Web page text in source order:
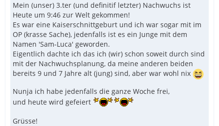
Mein (unser) 3.ter (und definitif letzter) Nachwuchs ist
Heute um 9:46 zur Welt gekommen!
Es war eine Kaiserschnittgeburt und ich war sogar mit im
OP (krasse Sache), jedenfalls ist es ein Junge mit dem
Namen 'Sam-Luca' geworden.
Eigentlich dachte ich das ich (wir) schon soweit durch sind
mit der Nachwuchsplanung, da meine anderen beiden
bereits 9 und 7 Jahre alt (jung) sind, aber war wohl nix
Nunja ich habe jedenfalls die ganze Woche frei,
und heute wird gefeiert
Grüsse!